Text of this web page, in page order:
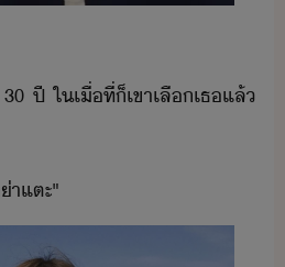
ปี​ ​ใเื่​ที่​็​เขา​เลื​เธ​แล้​
า​แตะ​"